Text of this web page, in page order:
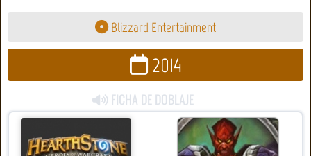
Blizzard Entertainment
2014
FICHA DE DOBLAJE